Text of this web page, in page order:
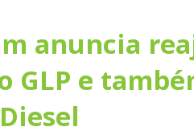
anuncia
GLP e